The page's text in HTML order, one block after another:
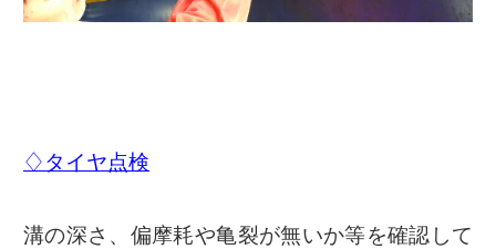
♢タイヤ点検
溝の深さ、偏摩耗や亀裂が無いか等を確認して